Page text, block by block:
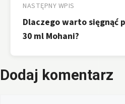
NASTĘPNY WPIS
Dlaczego warto sięgnąć
30 ml Mohani?
Dodaj komentarz